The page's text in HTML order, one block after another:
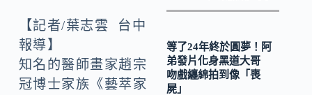
【記者/葉志雲 台中
報導】
知名的醫師畫家趙宗
冠博士家族《藝萃家
等了24年終於圓夢！阿
弟發片化身黑道大哥
吻戲纏綿拍到像「喪
屍」